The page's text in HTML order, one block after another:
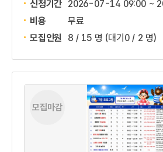
신청기간 2026-07-14 09:00 ~
비용
무료
모집인원
8 / 15 명 (대기0 / 2 명)
모집마감